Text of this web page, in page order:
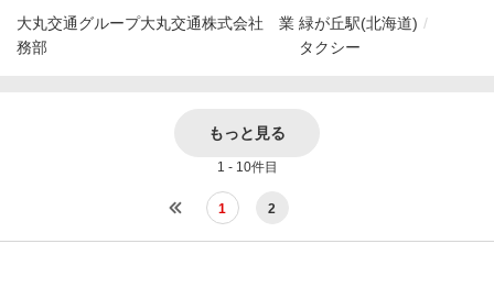
大丸交通グループ大丸交通株式会社 業
務部
緑が丘駅(北海道)
タクシー
もっと見る
1 - 10件目
1 2